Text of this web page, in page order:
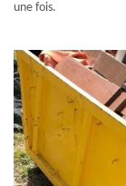
une fois.